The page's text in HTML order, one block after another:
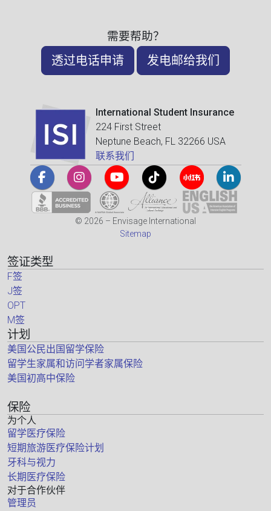
需要帮助？
透过电话申请 发电邮给我们
International Student Insurance
224 First Street
Neptune Beach, FL 32266 USA
联系我们
© 2026 – Envisage International
Sitemap
签证类型
F签
J签
OPT
M签
计划
美国公民出国留学保险
留学生家属和访问学者家属保险
美国初高中保险
保险
为个人
留学医疗保险
短期旅游医疗保险计划
牙科与视力
长期医疗保险
对于合作伙伴
管理员